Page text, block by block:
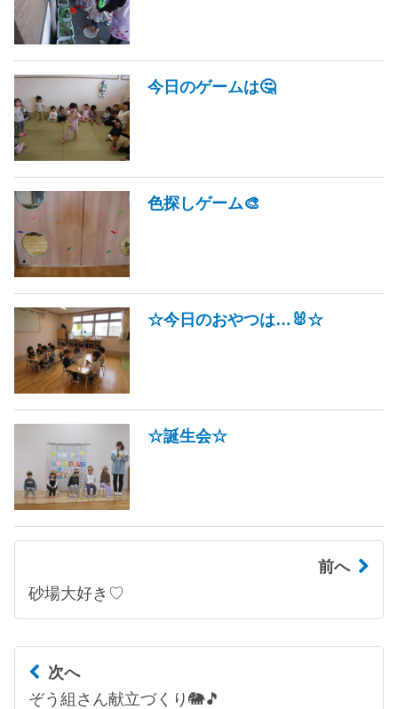
今日のゲームは🤔
色探しゲーム🎨
☆今日のおやつは…🐰☆
☆誕生会☆
前へ
砂場大好き♡
次へ
ぞう組さん献立づくり🐘🎵